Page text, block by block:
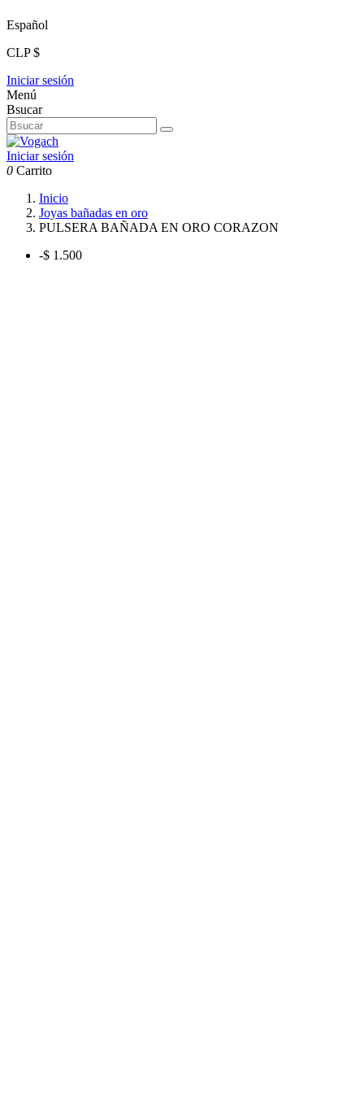
Español
CLP $
Iniciar sesión
Menú
Bsucar
Iniciar sesión
0 Carrito
Inicio
Joyas bañadas en oro
PULSERA BAÑADA EN ORO CORAZON
-$ 1.500